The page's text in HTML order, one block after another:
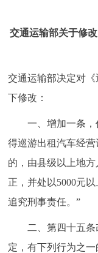
参与调查
北京概况
多语种
DEUTSCH
交通运输部关于修
交通运输部决定对
下修改：
一、增加一条，
得巡游出租汽车经
的，由县级以上地
正，并处以5000元
追究刑事责任。”
二、第四十五条
定，有下列行为之